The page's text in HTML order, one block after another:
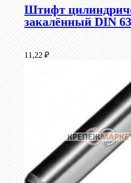
Штифт
закалённый DIN
11,22 ₽